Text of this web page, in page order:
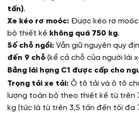
tấn).
Xe kéo rơ moóc: Được kéo rơ
bộ thiết kế không quá 750 kg.
Số chỗ ngồi: Vẫn giữ nguyên quy
đến 9 chỗ (kể cả chỗ của người lái
Bằng lái hạng C1 được cấp cho
Trọng tải xe tải: Ô tô tải và ô tô
lượng toàn bộ theo thiết kế từ trên
kg (tức là từ trên 3,5 tấn đến tối đa